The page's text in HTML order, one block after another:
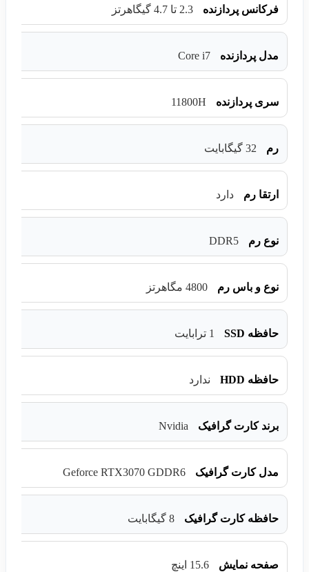
فرکانس پردازنده 2.3 تا 4.7 گیگاهرتز
مدل پردازنده Core i7
سری پردازنده 11800H
رم 32 گیگابایت
ارتقا رم دارد
نوع رم DDR5
نوع و باس رم 4800 مگاهرتز
حافظه SSD 1 ترابایت
حافظه HDD ندارد
برند کارت گرافیک Nvidia
مدل کارت گرافیک Geforce RTX3070 GDDR6
حافظه کارت گرافیک 8 گیگابایت
صفحه نمایش 15.6 اینچ